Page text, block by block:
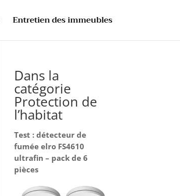
Entretien des immeubles
Dans la
catégorie
Protection de
l’habitat
Test : détecteur de
fumée elro FS4610
ultrafin – pack de 6
pièces